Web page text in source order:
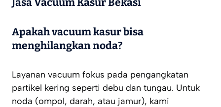
Apakah vacuum kasur bisa
menghilangkan noda?
Layanan vacuum fokus pada pengangkatan
partikel kering seperti debu dan tungau. Untuk
noda (ompol, darah, atau jamur), kami